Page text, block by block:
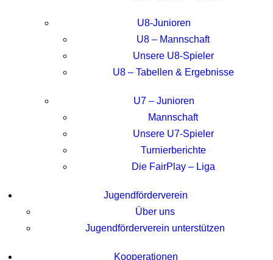
U8-Junioren
U8 – Mannschaft
Unsere U8-Spieler
U8 – Tabellen & Ergebnisse
U7 – Junioren
Mannschaft
Unsere U7-Spieler
Turnierberichte
Die FairPlay – Liga
Jugendförderverein
Über uns
Jugendförderverein unterstützen
Kooperationen